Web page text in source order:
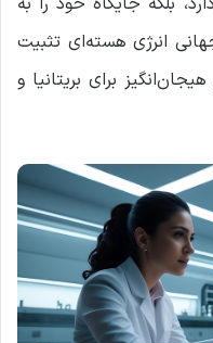
انرژی هسته‌ای تثبیت
برای بریتانیا و